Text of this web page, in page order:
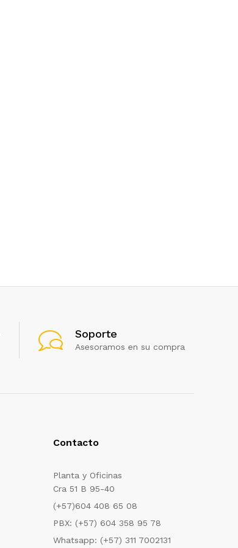
Soporte
Asesoramos en su compra
Contacto
Planta y Oficinas
Cra 51 B 95-40
(+57)604 408 65 08
PBX: (+57) 604 358 95 78
Whatsapp: (+57) 311 7002131